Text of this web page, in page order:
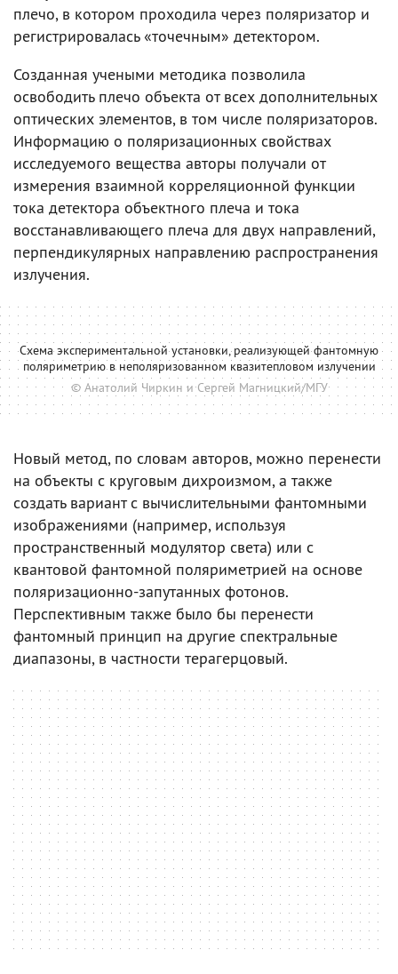
плечо, в котором проходила через поляризатор и
регистрировалась «точечным» детектором.
Созданная учеными методика позволила
освободить плечо объекта от всех дополнительных
оптических элементов, в том числе поляризаторов.
Информацию о поляризационных свойствах
исследуемого вещества авторы получали от
измерения взаимной корреляционной функции
тока детектора объектного плеча и тока
восстанавливающего плеча для двух направлений,
перпендикулярных направлению распространения
излучения.
Схема экспериментальной установки, реализующей фантомную
поляриметрию в неполяризованном квазитепловом излучении
© Анатолий Чиркин и Сергей Магницкий/МГУ
Новый метод, по словам авторов, можно перенести
на объекты с круговым дихроизмом, а также
создать вариант с вычислительными фантомными
изображениями (например, используя
пространственный модулятор света) или с
квантовой фантомной поляриметрией на основе
поляризационно-запутанных фотонов.
Перспективным также было бы перенести
фантомный принцип на другие спектральные
диапазоны, в частности терагерцовый.